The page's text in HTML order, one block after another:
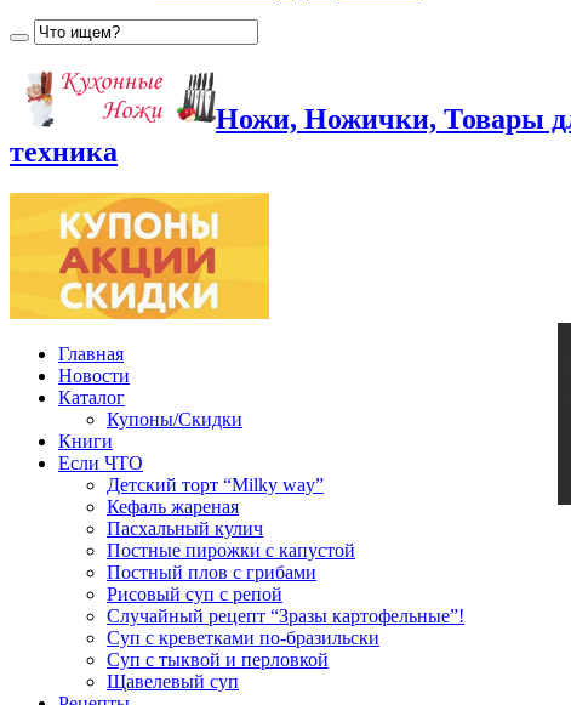
Ножи, Ножички, Товары
техника
Главная
Новости
Каталог
Купоны/Скидки
Книги
Если ЧТО
Детский торт “Milky way”
Кефаль жареная
Пасхальный кулич
Постные пирожки с капустой
Постный плов с грибами
Рисовый суп с репой
Случайный рецепт “Зразы картофельные”!
Суп с креветками по-бразильски
Суп с тыквой и перловкой
Щавелевый суп